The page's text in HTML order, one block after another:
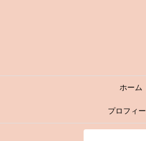
ホーム
プロフィ